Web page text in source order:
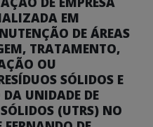
EM
DE ÁREAS
TRATAMENTO,
OU
SÓLIDOS E
UNIDADE DE
(UTRS) NO